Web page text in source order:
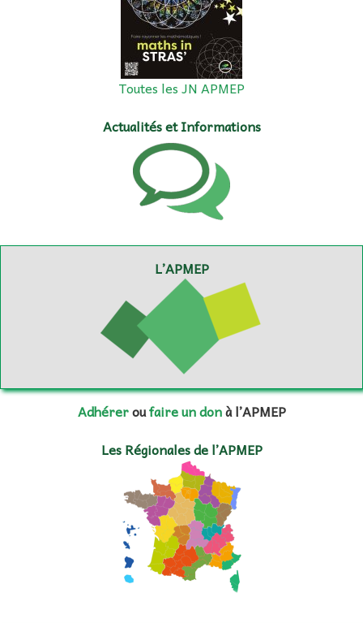
Toutes les JN APMEP
Actualités et Informations
L’APMEP
Adhéreroufaire un donà l’APMEP
Les Régionales de l’APMEP